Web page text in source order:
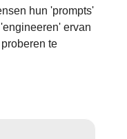
hun 'prompts'
ervan
te